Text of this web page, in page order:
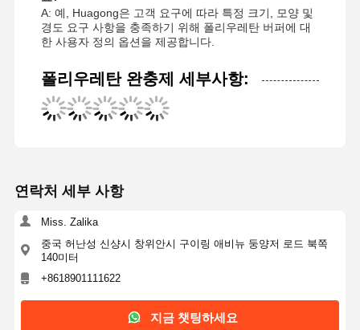
A: 예, Huagong은 고객 요구에 따라 특정 크기, 모양 및
경도 요구 사항을 충족하기 위해 폴리우레탄 버퍼에 대
한 사용자 정의 옵션을 제공합니다.
폴리우레탄 완충제 세부사항:
연락처 세부 사항
Miss. Zalika
중국 허난성 신샹시 창위안시 구이링 애비뉴 둥양저 로드 북쪽
140미터
+8618901111622
지금 챗팅하세요